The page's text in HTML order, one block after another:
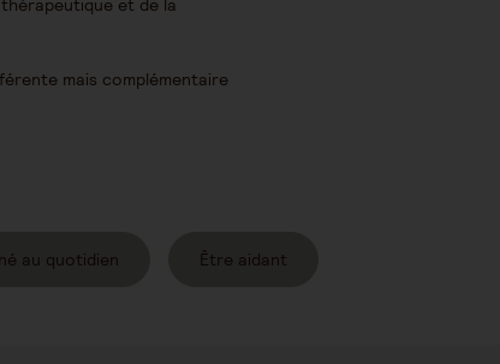
et de la
mais complémentaire
au quotidien Être aidant